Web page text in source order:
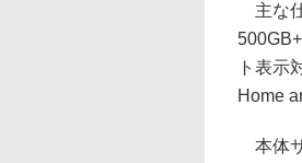
主な
ト表示
Home
本体